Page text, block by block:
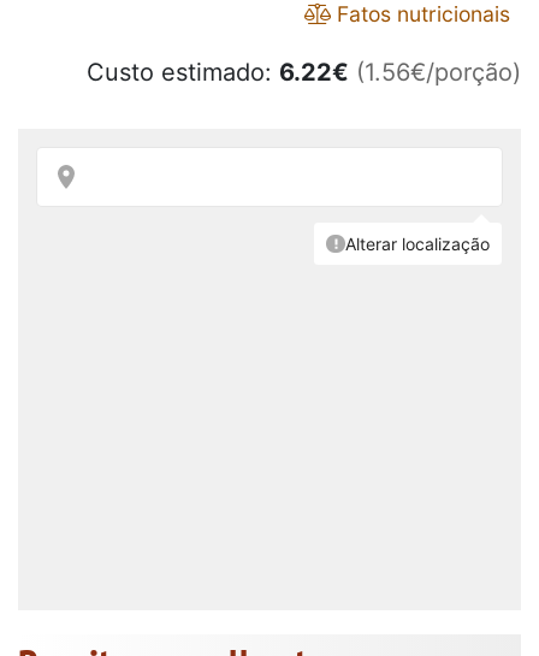
Fatos nutricionais
Custo estimado: 6.22€ (1.56€/porção)